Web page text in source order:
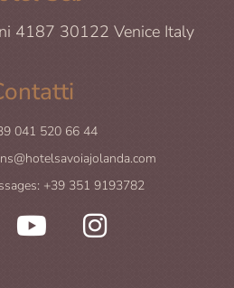
4187 30122 Venice Italy
041 520 66 44
+39 351 9193782